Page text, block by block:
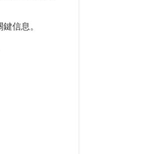
信息。